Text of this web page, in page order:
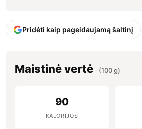
Pridėti kaip pageidaujamą šaltinį
Maistinė vertė (100 g)
90
KALORIJOS